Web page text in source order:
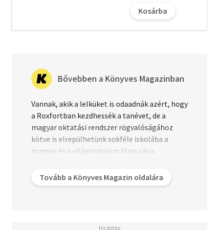
Kosárba
Bővebben a Könyves Magazinban
Vannak, akik a lelküket is odaadnák azért, hogy
a Roxfortban kezdhessék a tanévet, de a
magyar oktatási rendszer rögvalóságához
kötve is elrepülhetünk sokféle iskolába a
magyar és a világirodalom klasszikus
iskolakezdéshez tanulásról és iskolákról -
nem csak tanulóknak.
Tovább a Könyves Magazin oldalára